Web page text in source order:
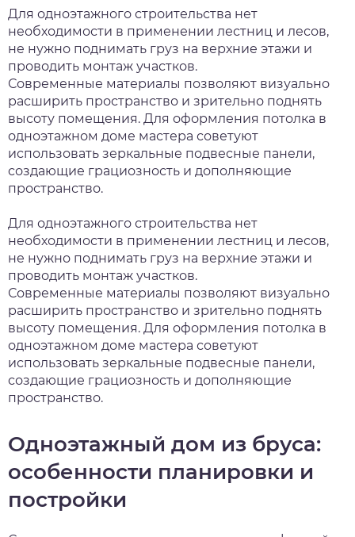
Для одноэтажного строительства нет
необходимости в применении лестниц и лесов,
не нужно поднимать груз на верхние этажи и
проводить монтаж участков.
Современные материалы позволяют визуально
расширить пространство и зрительно поднять
высоту помещения. Для оформления потолка в
одноэтажном доме мастера советуют
использовать зеркальные подвесные панели,
создающие грациозность и дополняющие
пространство.
Для одноэтажного строительства нет
необходимости в применении лестниц и лесов,
не нужно поднимать груз на верхние этажи и
проводить монтаж участков.
Современные материалы позволяют визуально
расширить пространство и зрительно поднять
высоту помещения. Для оформления потолка в
одноэтажном доме мастера советуют
использовать зеркальные подвесные панели,
создающие грациозность и дополняющие
пространство.
Одноэтажный дом из бруса:
особенности планировки и
постройки